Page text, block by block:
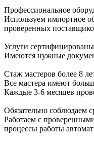
Профессиональное
Используем импортное
проверенных
Услуги сертифицированы
Имеются нужные
Стаж мастеров более 8
Все мастера имеют
Каждые 3-6 месяцев
Обязательно соблюдаем
Работаем с
процессы работы